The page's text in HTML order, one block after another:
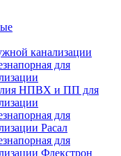
канализации
для
НПВХ и ПП для
для
Расал
для
Флекстрон